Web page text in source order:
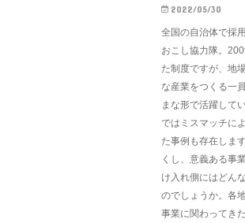
2022/05/30
全国の自治体で採
おこし協力隊。
た制度ですが、地
な産業をつくる一
まな形で活躍して
ではミスマッチに
た事例も存在しま
くし、意義ある事
け入れ側にはどん
のでしょうか。各
事業に関わってき